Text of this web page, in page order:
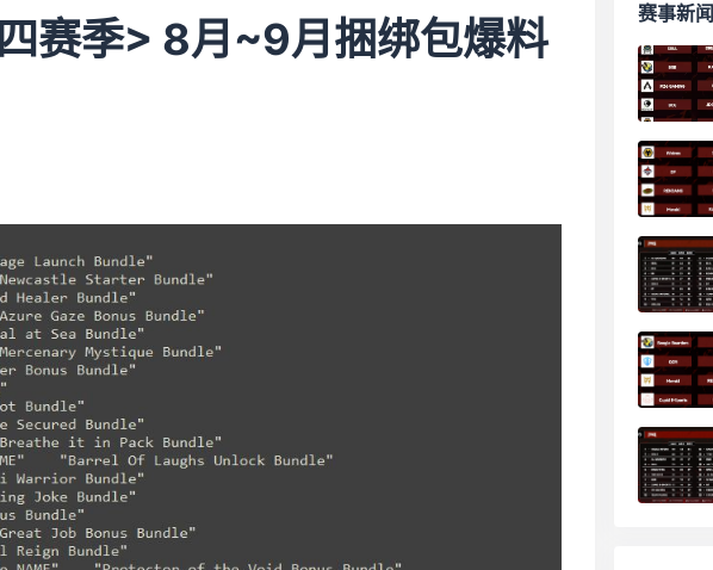
赛季> 8月~9月捆绑包爆料 赛事新闻